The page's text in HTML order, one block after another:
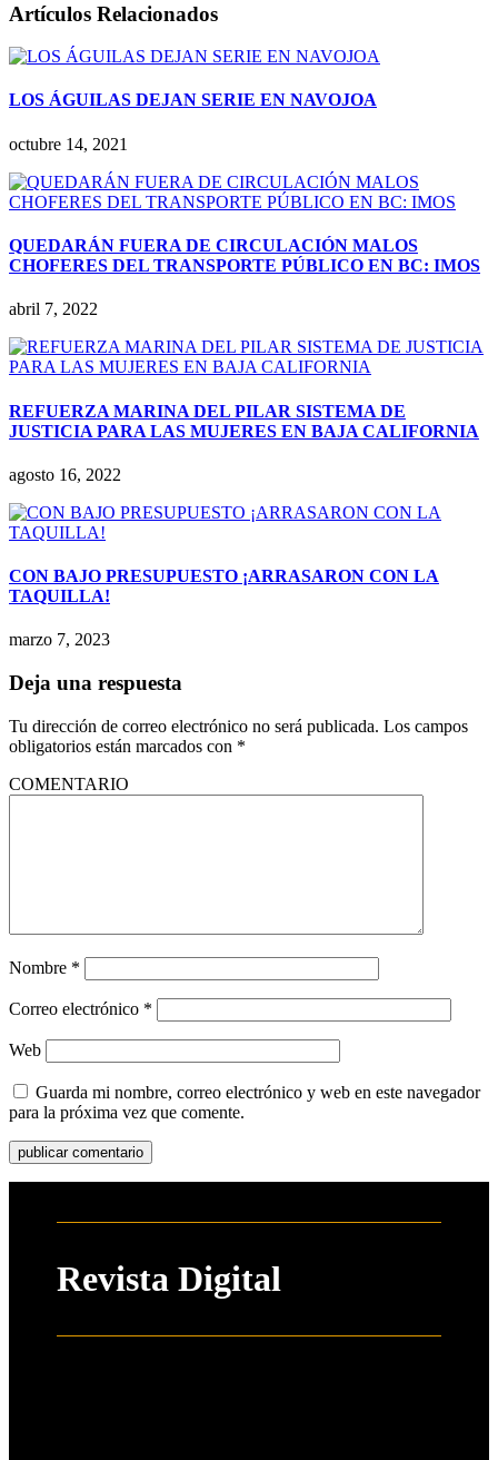
Artículos Relacionados
LOS ÁGUILAS DEJAN SERIE EN NAVOJOA
octubre 14, 2021
QUEDARÁN FUERA DE CIRCULACIÓN MALOS
CHOFERES DEL TRANSPORTE PÚBLICO EN BC: IMOS
abril 7, 2022
REFUERZA MARINA DEL PILAR SISTEMA DE
JUSTICIA PARA LAS MUJERES EN BAJA CALIFORNIA
agosto 16, 2022
CON BAJO PRESUPUESTO ¡ARRASARON CON LA
TAQUILLA!
marzo 7, 2023
Deja una respuesta
Tu dirección de correo electrónico no será publicada. Los campos
obligatorios están marcados con *
COMENTARIO
Nombre *
Correo electrónico *
Web
Guarda mi nombre, correo electrónico y web en este navegador
para la próxima vez que comente.
Revista Digital